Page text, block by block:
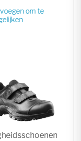
om te